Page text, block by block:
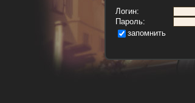
Логин:
Пароль:
запомнить